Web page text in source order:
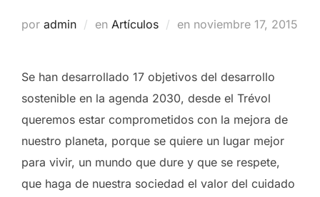
por admin en Artículos en Publicado
noviembre 17, 2015
Se han desarrollado 17 objetivos del desarrollo
sostenible en la agenda 2030, desde el Trévol
queremos estar comprometidos con la mejora de
nuestro planeta, porque se quiere un lugar mejor
para vivir, un mundo que dure y que se respete,
que haga de nuestra sociedad el valor del cuidado